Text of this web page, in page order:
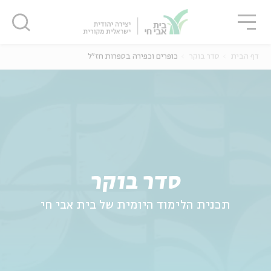
סדר בוקר
תכנית הלימוד היומית של בית אבי חי
דף הבית סדר בוקר כופרים וכפירה בספרות חז"ל
סגור